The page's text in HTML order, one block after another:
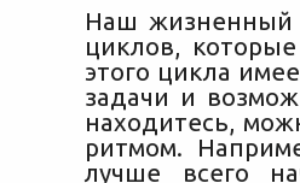
Наш жизненный
циклов,
этого цикла
задачи и
находитесь,
ритмом.
лучше всего